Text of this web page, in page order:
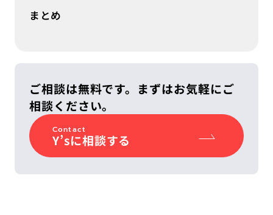
まとめ
ご相談は無料です。まずはお気軽にご
相談ください。
Contact
Y’sに相談する